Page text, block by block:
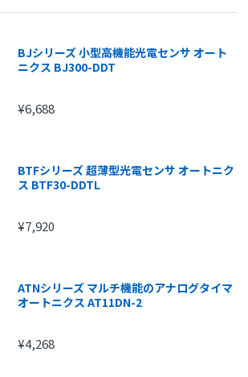
円～
525円
BJシリーズ 小型高機能光電センサ オート
ニクス BJ300-DDT
¥6,688
BTFシリーズ 超薄型光電センサ オートニク
ス BTF30-DDTL
¥7,920
ATNシリーズ マルチ機能のアナログタイマ
オートニクス AT11DN-2
¥4,268